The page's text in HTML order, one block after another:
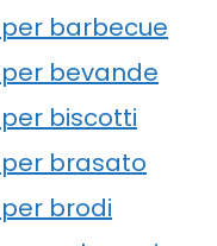
barbecue
bevande
biscotti
brasato
brodi